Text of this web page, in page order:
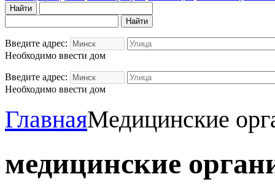
Введите адрес:
Необходимо ввести дом
Введите адрес:
Необходимо ввести дом
ГлавнаяМедицинские
медицинские